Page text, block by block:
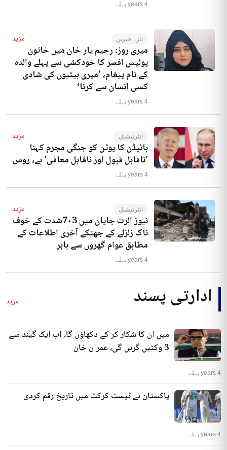
4 years پہلے
تازہ خبریں مزید
میری روز: رحیم یار خان میں خاتون
پولیس افسر کا خودکشی سے پہلے والدہ
کے نام پیغام، ’میری بیٹیوں کی شادی
کسی انسان سے کرنا‘
4 years پہلے
انٹرنیشنل مزید
بائیڈن کا پوٹن کو جنگی مجرم کہنا
'ناقابل قبول اور ناقابل معافی' ہے، روس
4 years پہلے
انٹرنیشنل مزید
نیوز الرٹ جاپان میں 7۰3شدت کے خوف
ناک زلزلے کے جھٹکے آخری اطلاعات کے
مطابق عوام گھروں سے باہر
4 years پہلے
ادارتی پسند مزید
میں ان کا شکار کر کے دکھاؤں گا، اب ایک گیند سے
3 وکٹیں گریں گی، عمران خان
4 years پہلے
پاکستان نے ٹیسٹ کرکٹ میں تاریخ رقم کردی
4 years پہلے